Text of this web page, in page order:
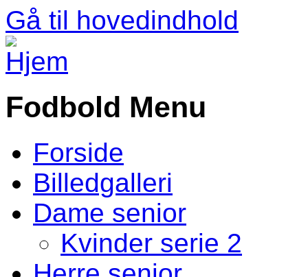
Gå til hovedindhold
Fodbold Menu
Forside
Billedgalleri
Dame senior
Kvinder serie 2